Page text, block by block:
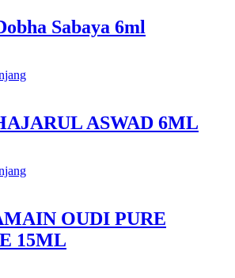
Sabaya 6ml
ASWAD 6ML
OUDI PURE
15ML